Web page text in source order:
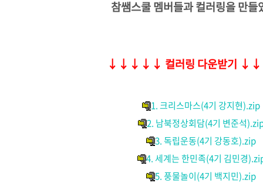
참쌤스쿨 멤버들과 컬러링을 만들
↓ ↓ ↓ ↓ ↓ 컬러링 다운받기 ↓ ↓
1. 크리스마스(4기 강지현).zip
2. 남북정상회담(4기 변준석
3. 독립운동(4기 강동호).zip
4. 세계는 한민족(4기 김민경
5. 풍물놀이(4기 백지민).zip